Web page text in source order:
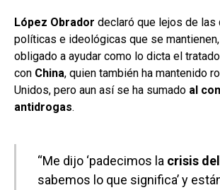
López Obrador declaró que lejos de las
políticas e ideológicas que se mantienen,
obligado a ayudar como lo dicta el
con China, quien también ha mantenido
Unidos, pero aun así se ha sumado al
antidrogas.
“Me dijo ‘padecimos la crisis
sabemos lo que significa’ y